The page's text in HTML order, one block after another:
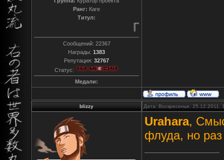
Ранг: Каге
Титул:
Преданный
Сообщений: 22367
Награды: 1383
Репутация: 32767
Статус:
Медали:
blizzy Дата: Воскресенье,
Urahara,
флуда, но